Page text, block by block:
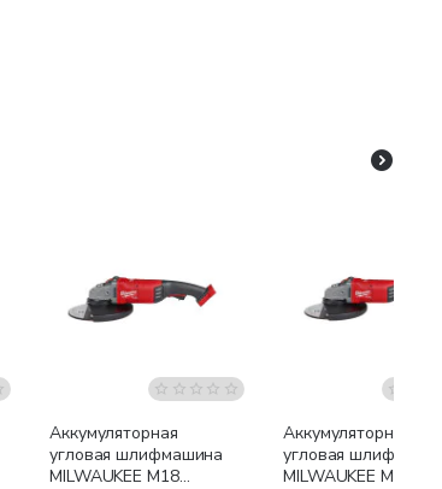
Аккумуляторная
угловая шлифмашина
MILWAUKEE M18
Аккумуляторная
угловая
MILWAUKEE M18